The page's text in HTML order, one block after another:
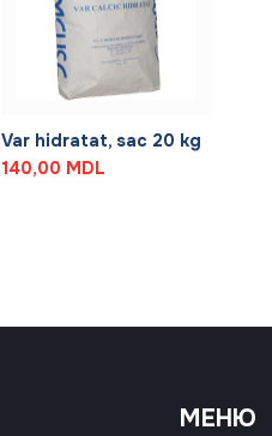
Var hidratat, sac 20 kg
140,00 MDL
МЕНЮ